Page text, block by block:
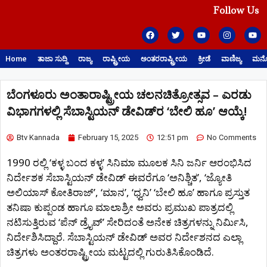
Follow Us
Home ತಾಜಾ ಸುದ್ದಿ ರಾಜ್ಯ ರಾಷ್ಟ್ರೀಯ ಅಂತರರಾಷ್ಟ್ರೀಯ ಕ್ರೀಡೆ ವಾಣಿಜ್ಯ
ಬೆಂಗಳೂರು ಅಂತಾರಾಷ್ಟ್ರೀಯ ಚಲನಚಿತ್ರೋತ್ಸವ – ಎರಡು
ವಿಭಾಗಗಳಲ್ಲಿ ಸೆಬಾಸ್ಟಿಯನ್ ಡೇವಿಡ್​ರ ‘ಬೇಲಿ ಹೂ’ ಆಯ್ಕೆ!
Btv Kannada February 15, 2025 12:51 pm No Comments
1990 ರಲ್ಲಿ ‘ಕಳ್ಳ ಬಂದ ಕಳ್ಳ’ ಸಿನಿಮಾ‌ ಮೂಲಕ ಸಿನಿ ಜರ್ನಿ ಆರಂಭಿಸಿದ
ನಿರ್ದೇಶಕ ಸೆಬಾಸ್ಟಿಯನ್ ಡೇವಿಡ್ ಈವರೆಗೂ ‘ಅನಿಶ್ಚಿತ’, ‘ಜ್ಯೋತಿ
ಅಲಿಯಾಸ್ ಕೋತಿರಾಜ್’, ‘ಮಾನ’, ‘ಧ್ವನಿ’ ‘ಬೇಲಿ ಹೂ’ ಹಾಗೂ ಪ್ರಸ್ತುತ
ತನಿಷಾ ಕುಪ್ಪಂಡ ಹಾಗೂ ಮಾಲಾಶ್ರೀ ಅವರು ಪ್ರಮುಖ ಪಾತ್ರದಲ್ಲಿ
ನಟಿಸುತ್ತಿರುವ ‘ಪೆನ್ ಡ್ರೈವ್’ ಸೇರಿದಂತೆ ಅನೇಕ ಚಿತ್ರಗಳನ್ನು ನಿರ್ಮಿಸಿ,
ನಿರ್ದೇಶಿಸಿದ್ದಾರೆ. ಸೆಬಾಸ್ಟಿಯನ್ ಡೇವಿಡ್‌ ಅವರ ನಿರ್ದೇಶನದ ಎಲ್ಲಾ
ಚಿತ್ರಗಳು ಅಂತರರಾಷ್ಟ್ರೀಯ ಮಟ್ಟದಲ್ಲಿ ಗುರುತಿಸಿಕೊಂಡಿದೆ.